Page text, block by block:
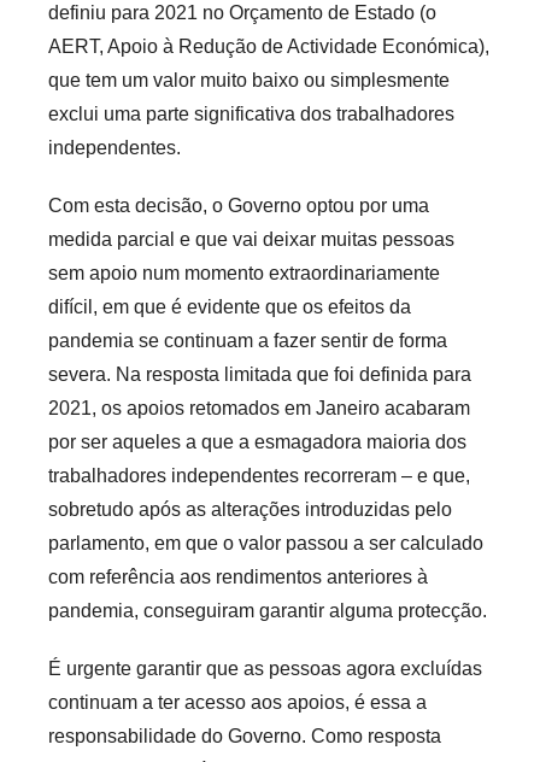
definiu para 2021 no Orçamento de Estado (o
AERT, Apoio à Redução de Actividade Económica),
que tem um valor muito baixo ou simplesmente
exclui uma parte significativa dos trabalhadores
independentes.
Com esta decisão, o Governo optou por uma
medida parcial e que vai deixar muitas pessoas
sem apoio num momento extraordinariamente
difícil, em que é evidente que os efeitos da
pandemia se continuam a fazer sentir de forma
severa. Na resposta limitada que foi definida para
2021, os apoios retomados em Janeiro acabaram
por ser aqueles a que a esmagadora maioria dos
trabalhadores independentes recorreram – e que,
sobretudo após as alterações introduzidas pelo
parlamento, em que o valor passou a ser calculado
com referência aos rendimentos anteriores à
pandemia, conseguiram garantir alguma protecção.
É urgente garantir que as pessoas agora excluídas
continuam a ter acesso aos apoios, é essa a
responsabilidade do Governo. Como resposta